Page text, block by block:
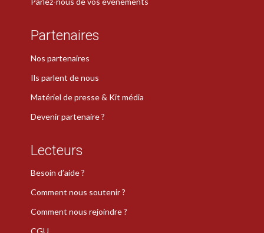
Partenaires
Nos partenaires
Ils parlent de nous
Matériel de presse & Kit média
Devenir partenaire ?
Lecteurs
Besoin d’aide ?
Comment nous soutenir ?
Comment nous rejoindre ?